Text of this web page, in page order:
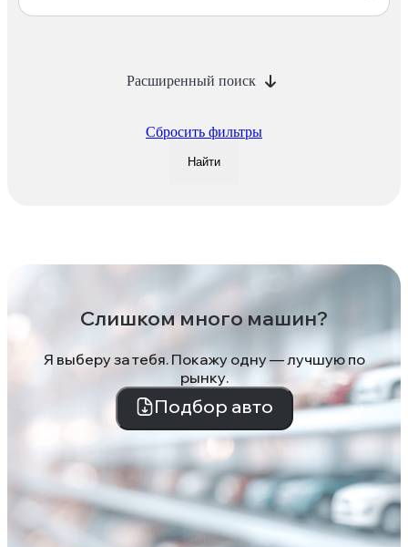
Расширенный поиск
Сбросить фильтры
Найти
Слишком много машин?
Я выберу за тебя. Покажу одну — лучшую по
рынку.
Подбор авто